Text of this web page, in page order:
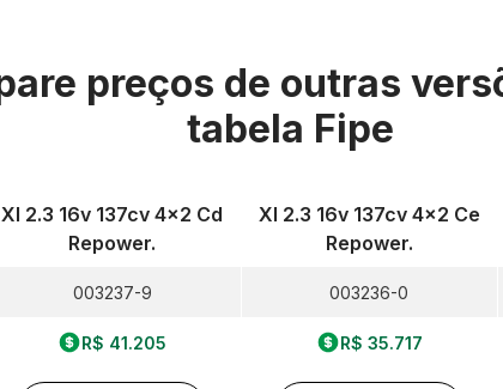
preços de outras
tabela Fipe
Xl 2.3 16v 137cv 4x2 Cd
Repower.
003237-9
R$ 41.205
Xl 2.3 16v 137cv 4x2 Ce
Repower.
003236-0
R$ 35.717